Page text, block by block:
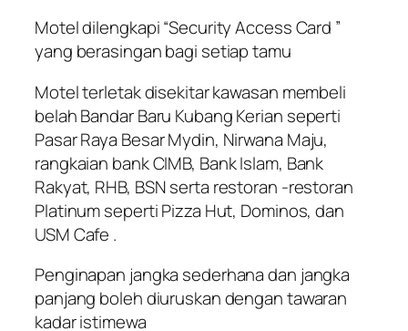
Motel dilengkapi “Security Access Card ”
yang berasingan bagi setiap tamu
Motel terletak disekitar kawasan membeli
belah Bandar Baru Kubang Kerian seperti
Pasar Raya Besar Mydin, Nirwana Maju,
rangkaian bank CIMB, Bank Islam, Bank
Rakyat, RHB, BSN serta restoran -restoran
Platinum seperti Pizza Hut, Dominos, dan
USM Cafe .
Penginapan jangka sederhana dan jangka
panjang boleh diuruskan dengan tawaran
kadar istimewa